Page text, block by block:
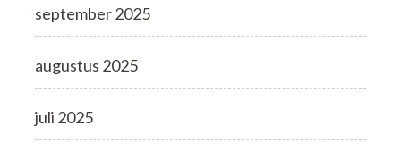
september 2025
augustus 2025
juli 2025